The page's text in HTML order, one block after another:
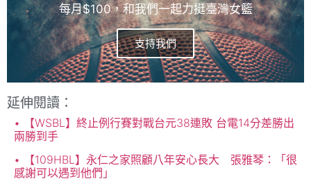
每月$100，和我們一起力挺臺灣女籃
支持我們
延伸閱讀：
【WSBL】終止例行賽對戰台元38連敗 台電14分差勝出
兩勝到手
【109HBL】永仁之家照顧八年安心長大 張雅琴：「很
感謝可以遇到他們」